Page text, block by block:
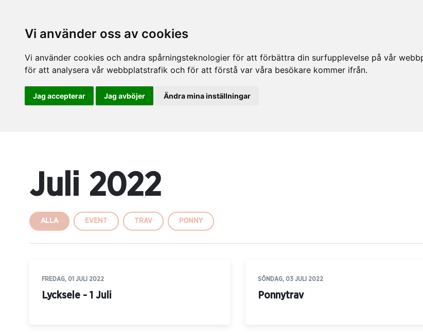
Vi använder oss av cookies
Vi använder cookies och andra spårningsteknologier för att förbättra din surfupplevelse på vår
för att analysera vår webbplatstrafik och för att förstå var våra besökare kommer ifrån.
Jag accepterar Jag avböjer Ändra mina inställningar
Juli 2022
ALLA EVENT TRAV PONNY
FREDAG, 01 JULI 2022
Lycksele - 1 Juli
SÖNDAG, 03 JULI 2022
Ponnytrav